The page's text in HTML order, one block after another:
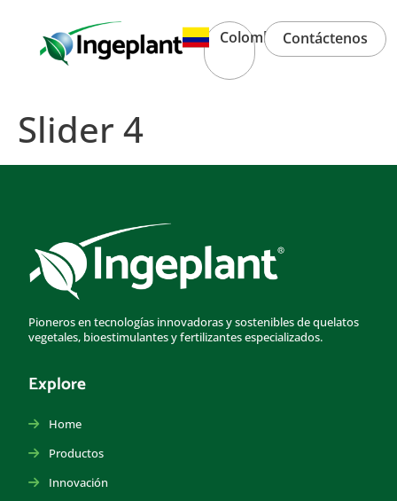
ColombiaContáctenos
Slider 4
Pioneros en tecnologías innovadoras y sostenibles de quelatos
vegetales, bioestimulantes y fertilizantes especializados.
Explore
Home
Productos
Innovación